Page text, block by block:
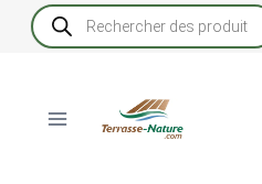
Recherche
de
produits